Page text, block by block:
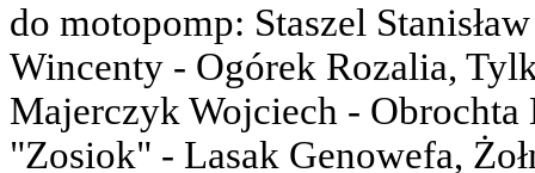
do motopomp: Staszel
Wincenty - Ogórek Rozalia,
Majerczyk Wojciech -
"Zosiok" - Lasak Genowefa,